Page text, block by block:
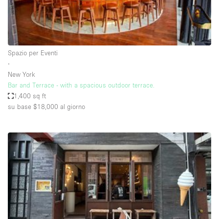
Elettricità
Esposizione di Automobili
Giardino
Impianto audiovisivo
Industriale
Licenza per Liquori
Livello strada
Luce Diurna
Magazzino
Parcheggio privato
Spazio per Eventi
∙
New York
Bar and Terrace - with a spacious outdoor terrace.
1,400 sq ft
su base $18,000 al giorno